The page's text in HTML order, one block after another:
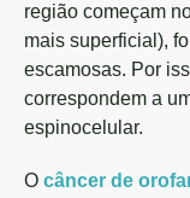
região começam
mais superficial),
escamosas. Por
correspondem a
espinocelular.
O câncer de